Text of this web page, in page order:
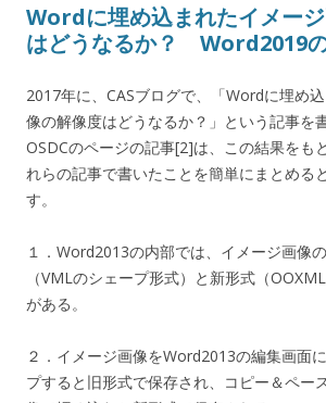
Wordに埋め込まれたイメー
はどうなるか？ Word2019
2017年に、CASブログで、「Wordに埋め
像の解像度はどうなるか？」という記事を
OSDCのページの記事[2]は、この結果をも
れらの記事で書いたことを簡単にまとめる
す。
１．Word2013の内部では、イメージ画像
（VMLのシェープ形式）と新形式（
がある。
２．イメージ画像をWord2013の編集画面
プすると旧形式で保存され、コピー＆ペ